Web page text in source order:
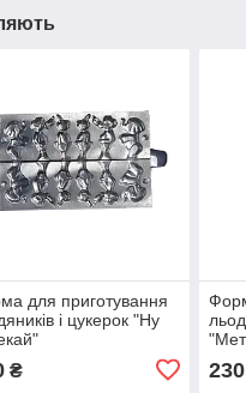
для приготування
і цукерок "Ну
₴ 230